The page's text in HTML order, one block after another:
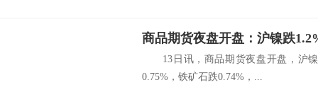
商品期货夜盘开盘：沪镍跌
13日讯，商品期货夜盘开盘，沪镍
0.75%，铁矿石跌0.74%，...